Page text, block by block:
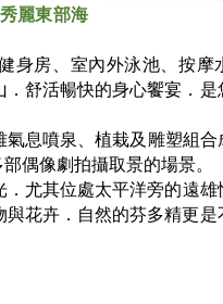
麗東部海
身房、室內外泳池、按摩
舒活暢快的身心饗宴．是
息噴泉、植栽及雕塑組合
偶像劇拍攝取景的場景。
尤其位處太平洋旁的遠雄
花卉．自然的芬多精更是